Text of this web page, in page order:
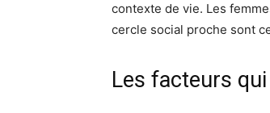
contexte de vie. Les
cercle social proche sont
Les facteurs